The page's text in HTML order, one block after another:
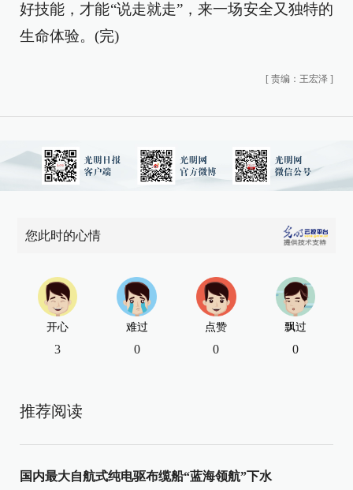
好技能，才能“说走就走”，来一场安全又独特的
生命体验。(完)
[ 责编：王宏泽 ]
您此时的心情
开心
3
难过
0
点赞
0
飘过
0
推荐阅读
国内最大自航式纯电驱布缆船“蓝海领航”下水